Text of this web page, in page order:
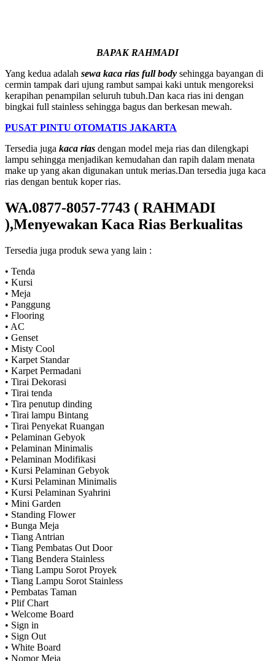
BAPAK RAHMADI
Yang kedua adalah sewa kaca rias full body sehingga bayangan di
cermin tampak dari ujung rambut sampai kaki untuk mengoreksi
kerapihan penampilan seluruh tubuh.Dan kaca rias ini dengan
bingkai full stainless sehingga bagus dan berkesan mewah.
PUSAT PINTU OTOMATIS JAKARTA
Tersedia juga kaca rias dengan model meja rias dan dilengkapi
lampu sehingga menjadikan kemudahan dan rapih dalam menata
make up yang akan digunakan untuk merias.Dan tersedia juga kaca
rias dengan bentuk koper rias.
WA.0877-8057-7743 ( RAHMADI
),Menyewakan Kaca Rias Berkualitas
Tersedia juga produk sewa yang lain :
• Tenda
• Kursi
• Meja
• Panggung
• Flooring
• AC
• Genset
• Misty Cool
• Karpet Standar
• Karpet Permadani
• Tirai Dekorasi
• Tirai tenda
• Tira penutup dinding
• Tirai lampu Bintang
• Tirai Penyekat Ruangan
• Pelaminan Gebyok
• Pelaminan Minimalis
• Pelaminan Modifikasi
• Kursi Pelaminan Gebyok
• Kursi Pelaminan Minimalis
• Kursi Pelaminan Syahrini
• Mini Garden
• Standing Flower
• Bunga Meja
• Tiang Antrian
• Tiang Pembatas Out Door
• Tiang Bendera Stainless
• Tiang Lampu Sorot Proyek
• Tiang Lampu Sorot Stainless
• Pembatas Taman
• Plif Chart
• Welcome Board
• Sign in
• Sign Out
• White Board
• Nomor Meja